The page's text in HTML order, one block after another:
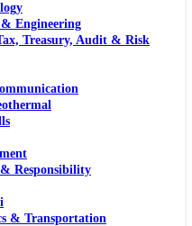
Engineering
Treasury, Audit & Risk
Responsibility
& Transportation